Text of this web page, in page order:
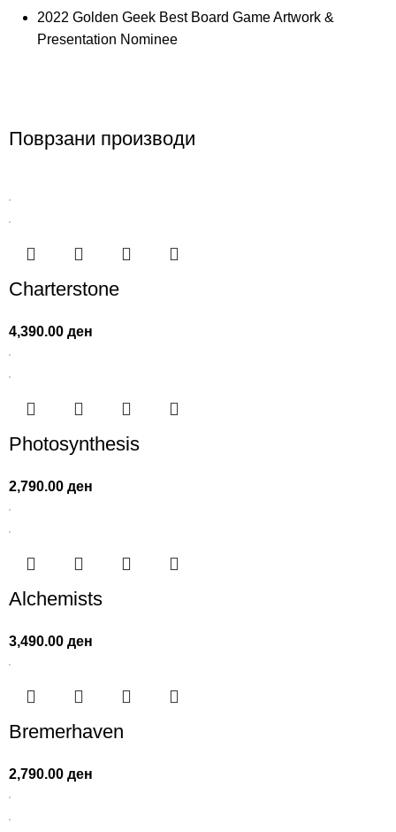
2022 Golden Geek Best Board Game Artwork &
Presentation Nominee
Поврзани производи
Charterstone
4,390.00ден
Photosynthesis
2,790.00ден
Alchemists
3,490.00ден
Bremerhaven
2,790.00ден